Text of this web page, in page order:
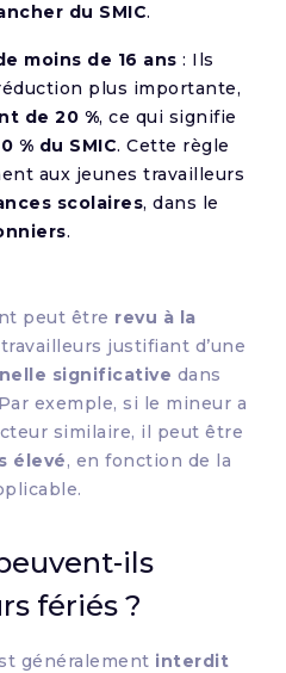
du SMIC.
moins de 16 ans : Ils
plus importante,
de 20 %, ce qui signifie
% du SMIC. Cette règle
aux jeunes travailleurs
scolaires, dans le
.
peut être revu à la
justifiant d’une
significative dans
exemple, si le mineur a
similaire, il peut être
élevé, en fonction de la
ils
fériés ?
généralement interdit